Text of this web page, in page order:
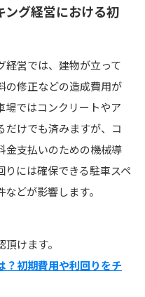
ング経営における初
経営では、建物が立って
の修正などの造成費用が
場ではコンクリートやア
だけでも済みますが、コ
金支払いのための機械導
りには確保できる駐車スペ
どが影響します。
けます。
？初期費用や利回りをチ